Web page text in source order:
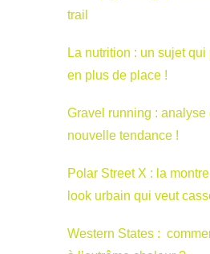
trail
La nutrition : un sujet
en plus de place !
Gravel running : analyse
nouvelle tendance !
Polar Street X : la
look urbain qui veut
Western States :